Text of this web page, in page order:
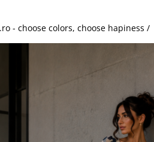
- choose colors, choose hapiness /